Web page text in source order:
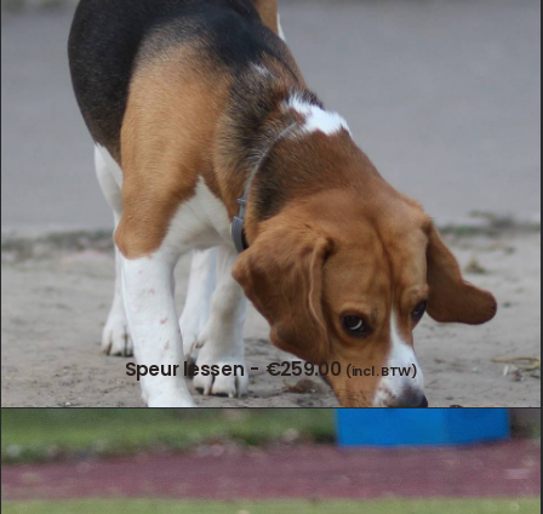
Speur lessen €259.00 (incl. BTW)
TOEVOEGEN AAN WINKELWAGEN